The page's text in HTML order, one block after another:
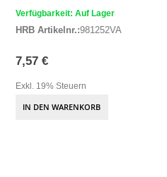
Verfügbarkeit: Auf Lager
HRB Artikelnr.:981252VA
7,57 €
Exkl. 19% Steuern
IN DEN WARENKORB